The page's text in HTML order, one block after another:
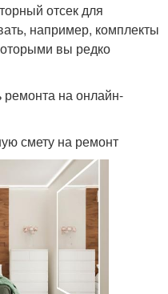
Кровати в дизайне
Фото в интерьере
отсек для
например, комплекты
вы редко
ремонта на онлайн-
смету на ремонт